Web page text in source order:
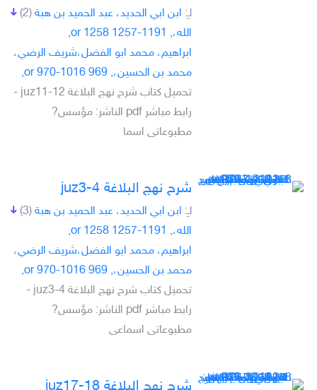
(2) لـِ: ابن ابي الحديد، عبد الحميد بن هبة
الله،, 1191-1257 or 1258,
ابراهيم، محمد ابو الفضل،شريف الرضي،
محمد بن الحسين،, 969 or 970-1016,
تحميل كتاب شرح نهج البلاغة juz11-12 -
رابط مباشر pdf الناشر: مؤسس?
مطبوعاتى اسما
شرح نهج البلاغة juz3-4
(3) لـِ: ابن ابي الحديد، عبد الحميد بن هبة
الله،, 1191-1257 or 1258,
ابراهيم، محمد ابو الفضل،شريف الرضي،
محمد بن الحسين،, 969 or 970-1016,
تحميل كتاب شرح نهج البلاغة juz3-4 -
رابط مباشر pdf الناشر: مؤسس?
مطبوعاتى اسماعى
شرح نهج البلاغة juz17-18